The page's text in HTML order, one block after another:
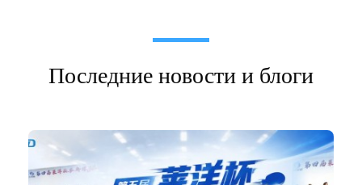
Последние новости и блоги